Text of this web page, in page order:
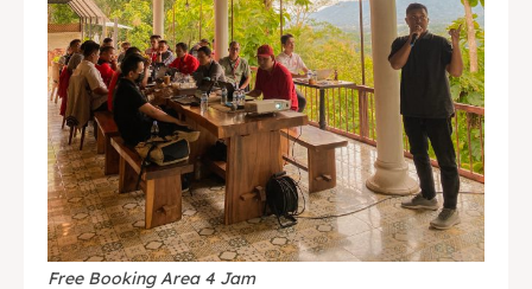
Free Booking Area 4 Jam